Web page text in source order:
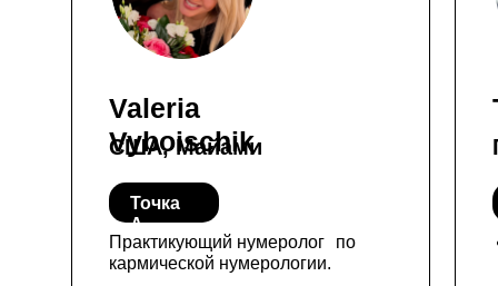
Valeria
Vyboischik
США, Майами
Точка
А
Практикующий нумеролог по
кармической нумерологии.